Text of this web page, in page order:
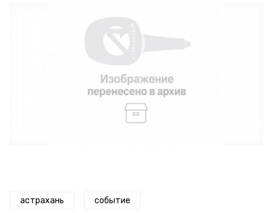
астрахань событие